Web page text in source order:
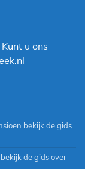
u ons
bekijk de gids
de gids over